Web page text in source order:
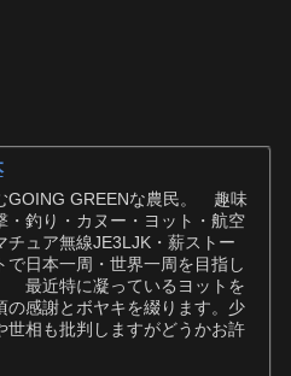
GOING GREENな農民。 趣味
・釣り・カヌー・ヨット・航空
チュア無線JE3LJK・薪ストー
日本一周・世界一周を目指し
最近特に凝っているヨットを
の感謝とボヤキを綴ります。少
世相も批判しますがどうかお許